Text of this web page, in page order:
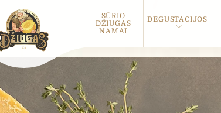
SŪRIO
DŽIUGAS
NAMAI
DEGUSTACIJOS